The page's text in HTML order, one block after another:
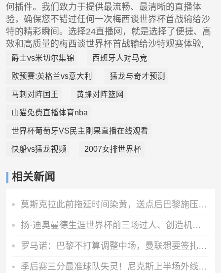
何插件。我们致力于提供最流畅、最清晰的直播体
验，确保您不错过任何一次梅西谈世界杯首战输给沙
特的精彩瞬间。选择24直播网，就是选择了便捷、高
效和高质量的梅西谈世界杯首战输给沙特观赛体验,
爵士vs米切尔集锦 西班牙人对马竞
欧预赛:英格兰vs意大利 猛龙与奇才预测
马刺对阵国王 黄蜂对阵篮网
山猫免费直播体育nba
世界杯葡萄牙VS民主刚果直播在线观看
快船vs猛龙视频 2007女排世界杯
相关新闻
莫斯克拉此前拖延时间染黄，送点后巴黎施压，裁判未出示第二黄
扬·迪奥曼德生涯世界杯前三场过人、创造机会上双，本世纪首人
罗马诺：巴黎不打算调整中场，曼联想要签扎伊尔·埃梅里不现实
季后赛三分最准球队失灵！尼克斯上半场外线19中2 骑士21中8